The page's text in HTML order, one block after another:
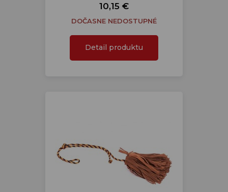
10,15 €
DOČASNE NEDOSTUPNÉ
Detail produktu